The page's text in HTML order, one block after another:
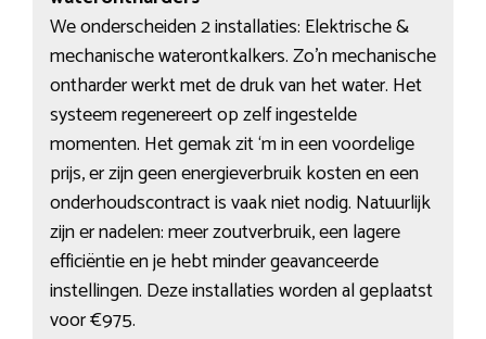
We onderscheiden 2 installaties: Elektrische &
mechanische waterontkalkers. Zo’n mechanische
ontharder werkt met de druk van het water. Het
systeem regenereert op zelf ingestelde
momenten. Het gemak zit ‘m in een voordelige
prijs, er zijn geen energieverbruik kosten en een
onderhoudscontract is vaak niet nodig. Natuurlijk
zijn er nadelen: meer zoutverbruik, een lagere
efficiëntie en je hebt minder geavanceerde
instellingen. Deze installaties worden al geplaatst
voor €975.